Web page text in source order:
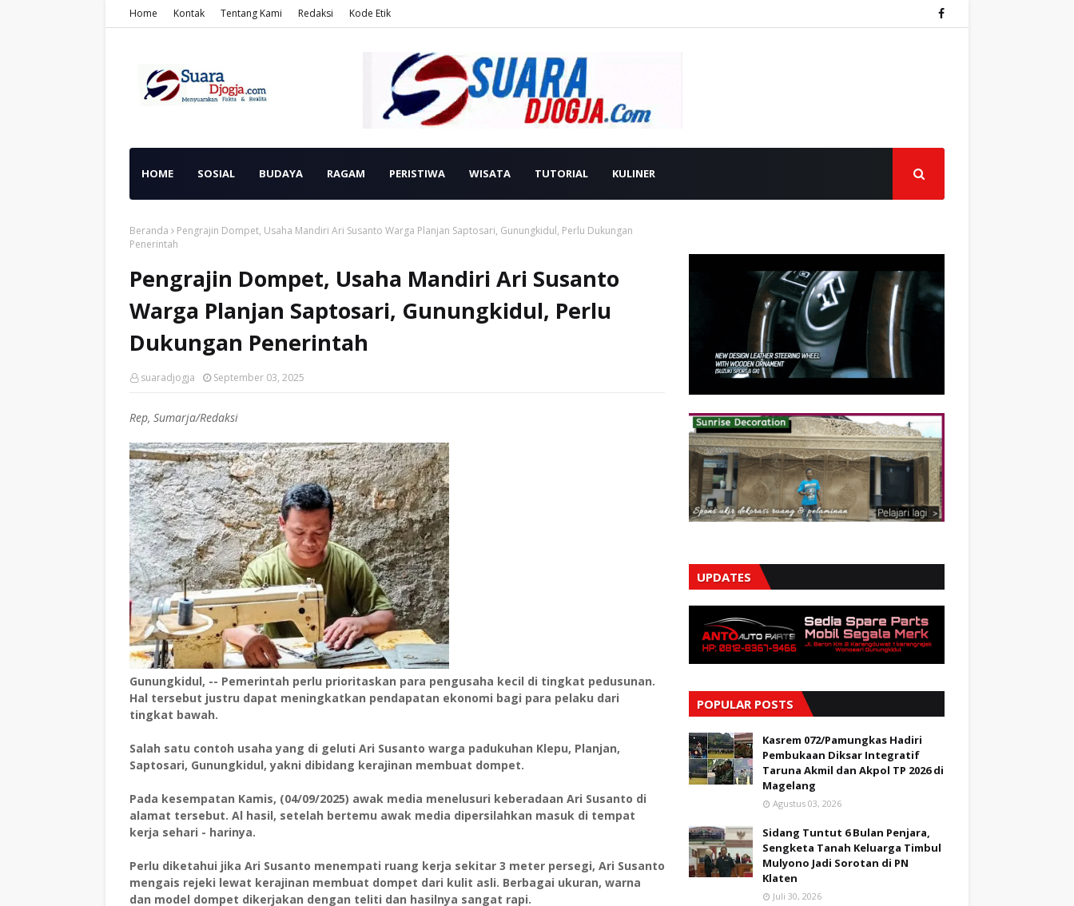
Home Kontak Tentang Kami Redaksi Kode Etik
HOME SOSIAL BUDAYA RAGAM PERISTIWA WISATA TUTORIAL KULINER
Beranda
Pengrajin Dompet, Usaha Mandiri Ari Susanto Warga Planjan Saptosari, Gunungkidul, Perlu Dukungan
Penerintah
Pengrajin Dompet, Usaha Mandiri Ari Susanto
Warga Planjan Saptosari, Gunungkidul, Perlu
Dukungan Penerintah
suaradjogja September 03, 2025
Rep, Sumarja/Redaksi
Gunungkidul, -- Pemerintah perlu prioritaskan para pengusaha kecil di tingkat pedusunan.
Hal tersebut justru dapat meningkatkan pendapatan ekonomi bagi para pelaku dari
tingkat bawah.
Salah satu contoh usaha yang di geluti Ari Susanto warga padukuhan Klepu, Planjan,
Saptosari, Gunungkidul, yakni dibidang kerajinan membuat dompet.
Pada kesempatan Kamis, (04/09/2025) awak media menelusuri keberadaan Ari Susanto di
alamat tersebut. Al hasil, setelah bertemu awak media dipersilahkan masuk di tempat
kerja sehari - harinya.
Perlu diketahui jika Ari Susanto menempati ruang kerja sekitar 3 meter persegi, Ari Susanto
mengais rejeki lewat kerajinan membuat dompet dari kulit asli. Berbagai ukuran, warna
dan model dompet dikerjakan dengan teliti dan hasilnya sangat rapi.
UPDATES
POPULAR POSTS
Kasrem 072/Pamungkas Hadiri
Pembukaan Diksar Integratif
Taruna Akmil dan Akpol TP 2026 di
Magelang
Agustus 03, 2026
Sidang Tuntut 6 Bulan Penjara,
Sengketa Tanah Keluarga Timbul
Mulyono Jadi Sorotan di PN
Klaten
Juli 30, 2026